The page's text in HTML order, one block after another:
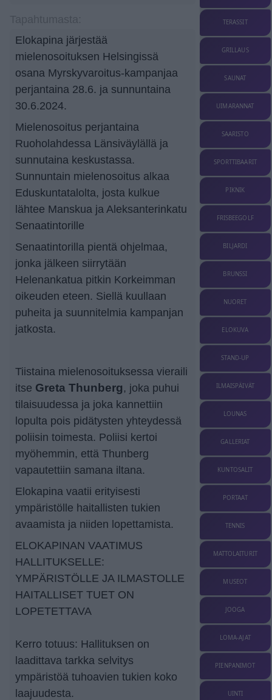
Elokapina järjestää
mielenosoituksen Helsingissä
osana Myrskyvaroitus-kampanjaa
perjantaina 28.6. ja sunnuntaina
30.6.2024.
Mielenosoitus perjantaina
Ruoholahdessa Länsiväylällä ja
sunnutaina keskustassa.
Sunnuntain mielenosoitus alkaa
Eduskuntatalolta, josta kulkue
lähtee Manskua ja Aleksanterinkatu
Senaatintorille
Senaatintorilla pientä ohjelmaa,
jonka jälkeen siirrytään
Helenankatua pitkin Korkeimman
oikeuden eteen. Siellä kuullaan
puheita ja suunnitelmia kampanjan
jatkosta.
Tiistaina mielenosoituksessa vieraili
itse Greta Thunberg, joka puhui
tilaisuudessa ja joka kannettiin
lopulta pois pidätysten yhteydessä
poliisin toimesta. Poliisi kertoi
myöhemmin, että Thunberg
vapautettiin samana iltana.
Elokapina vaatii erityisesti
ympäristölle haitallisten tukien
avaamista ja niiden lopettamista.
ELOKAPINAN VAATIMUS
HALLITUKSELLE:
YMPÄRISTÖLLE JA ILMASTOLLE
HAITALLISET TUET ON
LOPETETTAVA
Kerro totuus: Hallituksen on
laadittava tarkka selvitys
ympäristöä tuhoavien tukien koko
laajuudesta.
TERASSIT
GRILLAUS
SAUNAT
UIMARANNAT
SAARISTO
SPORTTIBAARIT
PIKNIK
FRISBEEGOLF
BILJARDI
BRUNSSI
NUORET
ELOKUVA
STAND-UP
ILMAISPÄIVÄT
LOUNAS
GALLERIAT
KUNTOSALIT
PORTAAT
TENNIS
MATTOLAITURIT
MUSEOT
JOOGA
LOMA-AJAT
PIENPANIMOT
UINTI